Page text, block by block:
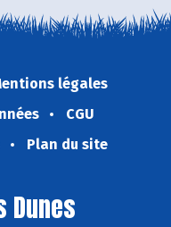
légales
CGU
Plan du site
Dunes